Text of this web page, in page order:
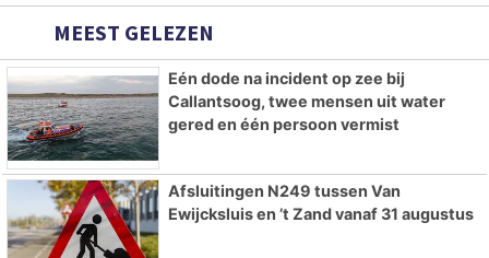
MEEST GELEZEN
Eén dode na incident op zee bij
Callantsoog, twee mensen uit water
gered en één persoon vermist
Afsluitingen N249 tussen Van
Ewijcksluis en ’t Zand vanaf 31 augustus